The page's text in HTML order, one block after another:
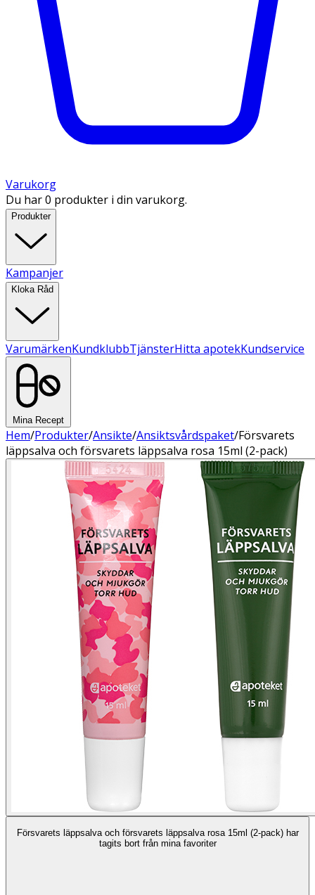
Varukorg
Du har 0 produkter i din varukorg.
Produkter
Kampanjer
Kloka Råd
VarumärkenKundklubbTjänsterHitta apotekKundservice
Mina Recept
Hem/Produkter/Ansikte/Ansiktsvårdspaket/Försvarets
läppsalva och försvarets läppsalva rosa 15ml (2-pack)
Försvarets läppsalva och försvarets läppsalva rosa 15ml (2-pack) har
tagits bort från mina favoriter